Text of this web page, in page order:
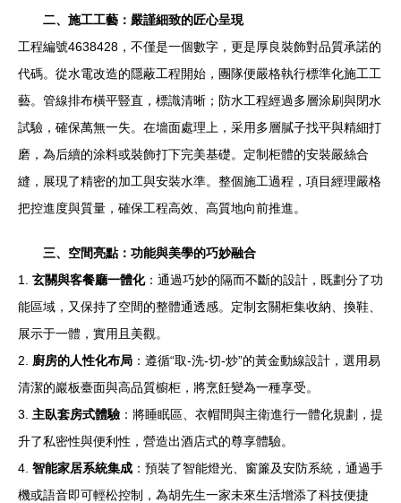
二、施工工藝：嚴謹細致的匠心呈現
工程編號4638428，不僅是一個數字，更是厚良裝飾對品質承諾的
代碼。從水電改造的隱蔽工程開始，團隊便嚴格執行標準化施工工
藝。管線排布橫平豎直，標識清晰；防水工程經過多層涂刷與閉水
試驗，確保萬無一失。在墻面處理上，采用多層膩子找平與精細打
磨，為后續的涂料或裝飾打下完美基礎。定制柜體的安裝嚴絲合
縫，展現了精密的加工與安裝水準。整個施工過程，項目經理嚴格
把控進度與質量，確保工程高效、高質地向前推進。
三、空間亮點：功能與美學的巧妙融合
1. 玄關與客餐廳一體化：通過巧妙的隔而不斷的設計，既劃分了功
能區域，又保持了空間的整體通透感。定制玄關柜集收納、換鞋、
展示于一體，實用且美觀。
2. 廚房的人性化布局 ：遵循“取-洗-切-炒”的黃金動線設計，選用易
清潔的巖板臺面與高品質櫥柜，將烹飪變為一種享受。
3. 主臥套房式體驗 ：將睡眠區、衣帽間與主衛進行一體化規劃，提
升了私密性與便利性，營造出酒店式的尊享體驗。
4. 智能家居系統集成 ：預裝了智能燈光、窗簾及安防系統，通過手
機或語音即可輕松控制，為胡先生一家未來生活增添了科技便捷